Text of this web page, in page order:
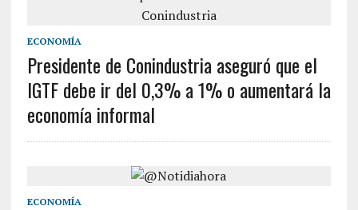
ECONOMÍA
Presidente de Conindustria aseguró que el
IGTF debe ir del 0,3% a 1% o aumentará la
economía informal
ECONOMÍA